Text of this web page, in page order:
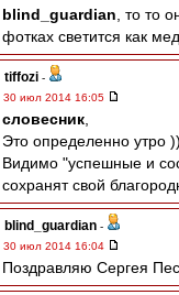
blind_guardian , то то
фотках светится как
tiffozi -
30 июл 2014 16:05
словесник
Это определенно утро ))
Видимо "успешные и
сохранят свой
blind_guardian -
30 июл 2014 16:04
Поздравляю Сергея